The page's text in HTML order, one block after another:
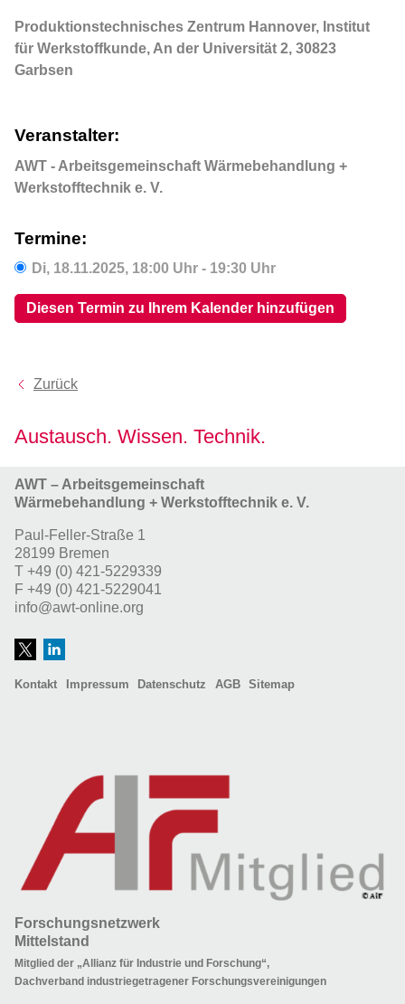
Produktionstechnisches Zentrum Hannover, Institut
für Werkstoffkunde, An der Universität 2, 30823
Garbsen
Veranstalter:
AWT - Arbeitsgemeinschaft Wärmebehandlung +
Werkstofftechnik e. V.
Termine:
Di, 18.11.2025, 18:00 Uhr - 19:30 Uhr
Diesen Termin zu Ihrem Kalender hinzufügen
Zurück
Austausch. Wissen. Technik.
AWT – Arbeitsgemeinschaft
Wärmebehandlung + Werkstofftechnik e. V.
Paul-Feller-Straße 1
28199 Bremen
T +49 (0) 421-5229339
F +49 (0) 421-5229041
info@awt-online.org
Kontakt Impressum Datenschutz AGB Sitemap
Forschungsnetzwerk
Mittelstand
Mitglied der „Allianz für Industrie und Forschung“,
Dachverband industriegetragener Forschungsvereinigungen